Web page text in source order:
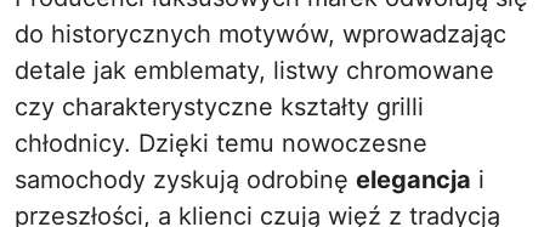
do historycznych motywów, wprowadzając
detale jak emblematy, listwy chromowane
czy charakterystyczne kształty grilli
chłodnicy. Dzięki temu nowoczesne
samochody zyskują odrobinę elegancja i
przeszłości, a klienci czują więź z tradycją